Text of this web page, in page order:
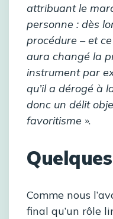
attribuant le
personne : dès
procédure – et
aura changé la
instrument par
qu’il a dérogé à
donc un délit
favoritisme ».
Comme nous
final qu’un rôle